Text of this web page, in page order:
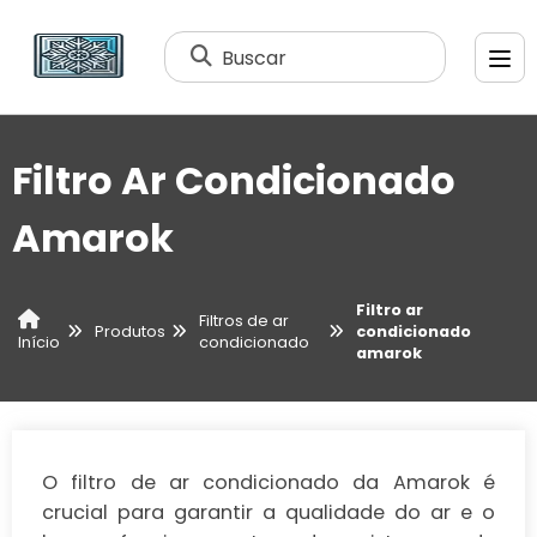
Buscar
Filtro Ar Condicionado
Amarok
Início
Produtos
Filtros de ar
condicionado
Filtro ar
condicionado
amarok
O filtro de ar condicionado da Amarok é
crucial para garantir a qualidade do ar e o